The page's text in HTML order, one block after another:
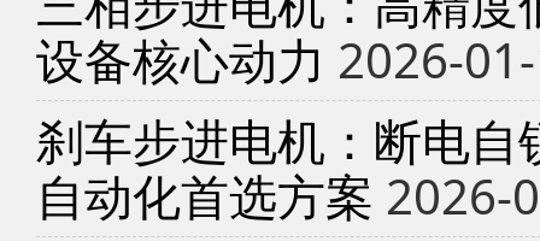
设备核心动力 2026-
刹车步进电机：断电
自动化首选方案 2026-